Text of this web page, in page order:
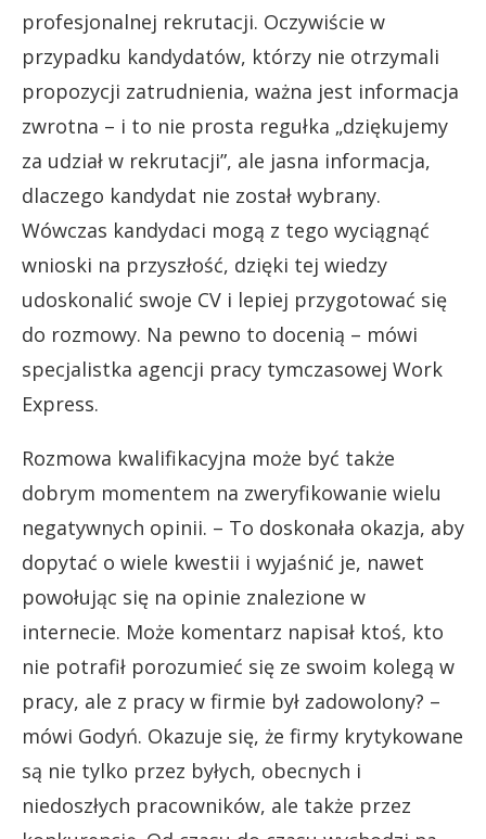
profesjonalnej rekrutacji. Oczywiście w
przypadku kandydatów, którzy nie otrzymali
propozycji zatrudnienia, ważna jest informacja
zwrotna – i to nie prosta regułka „dziękujemy
za udział w rekrutacji”, ale jasna informacja,
dlaczego kandydat nie został wybrany.
Wówczas kandydaci mogą z tego wyciągnąć
wnioski na przyszłość, dzięki tej wiedzy
udoskonalić swoje CV i lepiej przygotować się
do rozmowy. Na pewno to docenią – mówi
specjalistka agencji pracy tymczasowej Work
Express.
Rozmowa kwalifikacyjna może być także
dobrym momentem na zweryfikowanie wielu
negatywnych opinii. – To doskonała okazja, aby
dopytać o wiele kwestii i wyjaśnić je, nawet
powołując się na opinie znalezione w
internecie. Może komentarz napisał ktoś, kto
nie potrafił porozumieć się ze swoim kolegą w
pracy, ale z pracy w firmie był zadowolony? –
mówi Godyń. Okazuje się, że firmy krytykowane
są nie tylko przez byłych, obecnych i
niedoszłych pracowników, ale także przez